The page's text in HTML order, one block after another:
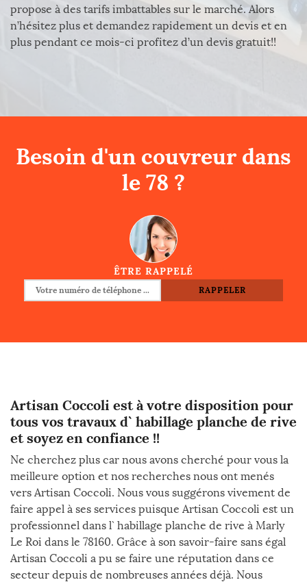
propose à des tarifs imbattables sur le marché. Alors
n’hésitez plus et demandez rapidement un devis et en
plus pendant ce mois-ci profitez d’un devis gratuit!!
Besoin d'un couvreur dans
le 78 ?
ÊTRE RAPPELÉ
Artisan Coccoli est à votre disposition pour
tous vos travaux d` habillage planche de rive
et soyez en confiance !!
Ne cherchez plus car nous avons cherché pour vous la
meilleure option et nos recherches nous ont menés
vers Artisan Coccoli. Nous vous suggérons vivement de
faire appel à ses services puisque Artisan Coccoli est un
professionnel dans l` habillage planche de rive à Marly
Le Roi dans le 78160. Grâce à son savoir-faire sans égal
Artisan Coccoli a pu se faire une réputation dans ce
secteur depuis de nombreuses années déjà. Nous